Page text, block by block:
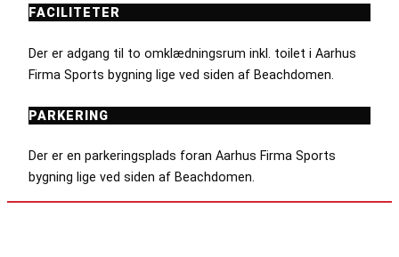
FACILITETER
Der er adgang til to omklædningsrum inkl. toilet i Aarhus
Firma Sports bygning lige ved siden af Beachdomen.
PARKERING
Der er en parkeringsplads foran Aarhus Firma Sports
bygning lige ved siden af Beachdomen.